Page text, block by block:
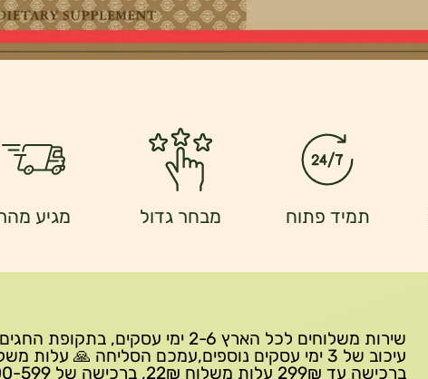
תמיד פתוח מבחר גדול מגיע
שירות משלוחים לכל הארץ 2-6 ימי עסקים, בתקופת
עיכוב של 3 ימי עסקים נוספים,עמכם הסליחה 🙏 עלות